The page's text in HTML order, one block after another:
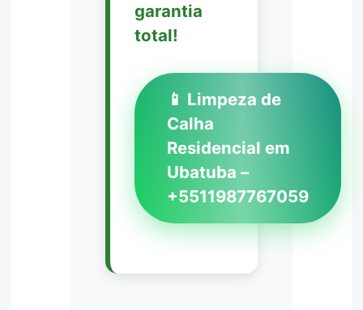
garantia
total!
📱 Limpeza de
Calha
Residencial em
Ubatuba –
+5511987767059